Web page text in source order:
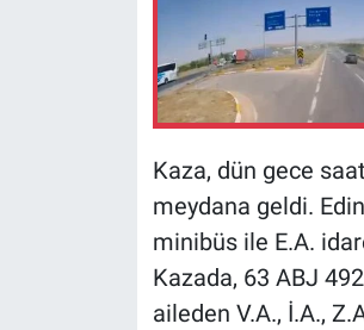
Kaza, dün gece
meydana geldi.
minibüs ile E.A.
Kazada, 63 ABJ
aileden V.A., İ.A.,